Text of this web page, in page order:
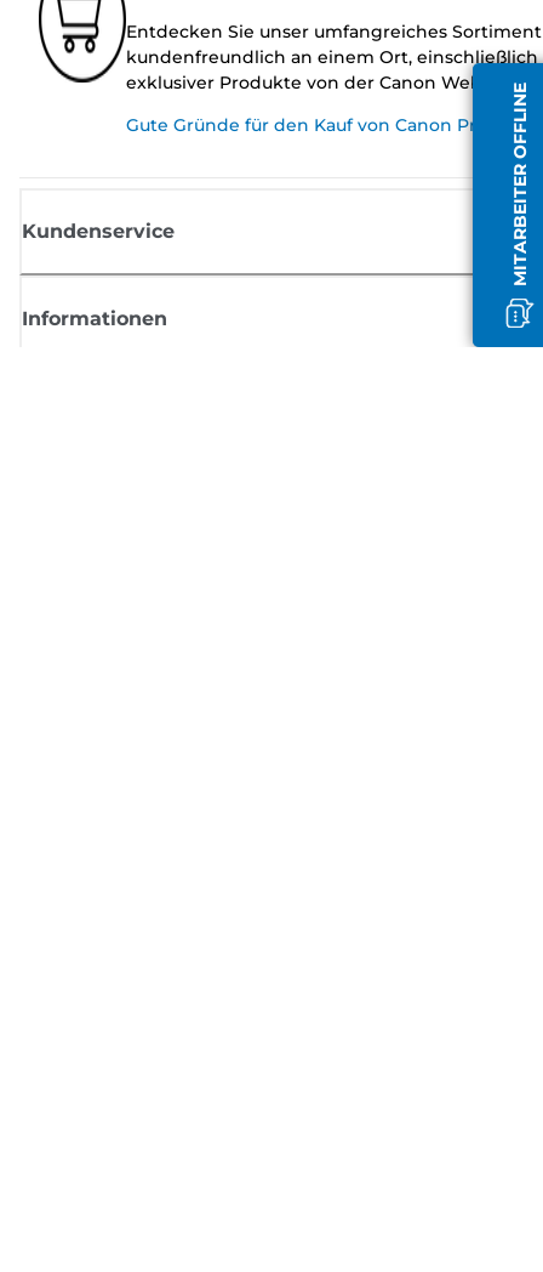
MITARBEITER OFFLINE
Entdecken Sie unser umfangreiches Sortiment
kundenfreundlich an einem Ort, einschließlich
exklusiver Produkte von der Canon Website.
Gute Gründe für den Kauf von Canon
Kundenservice
Informationen